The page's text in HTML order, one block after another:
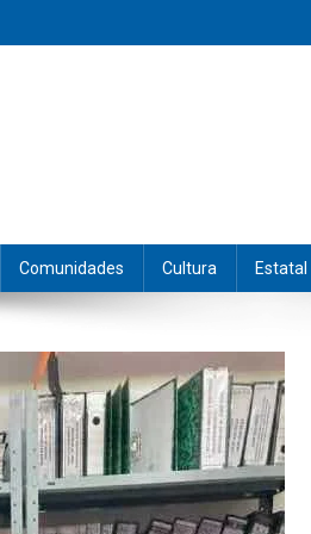
Comunidades Cultura Estatal